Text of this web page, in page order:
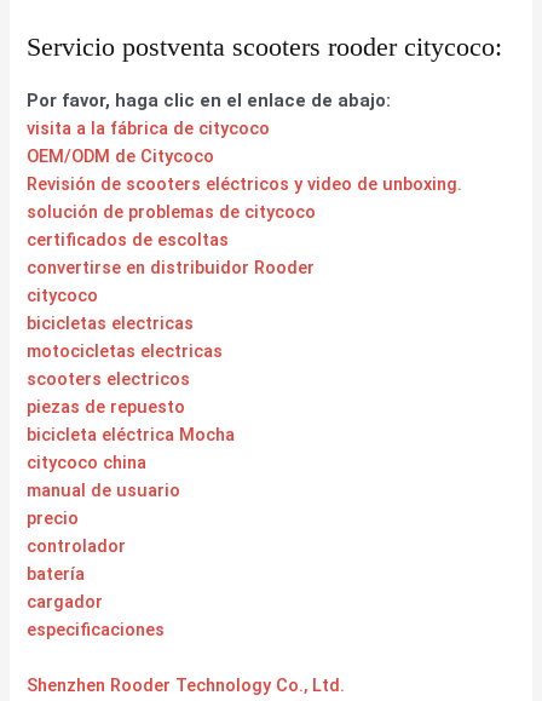
Servicio postventa scooters rooder citycoco:
Por favor, haga clic en el enlace de abajo:
visita a la fábrica de citycoco
OEM/ODM de Citycoco
Revisión de scooters eléctricos y video de unboxing.
solución de problemas de citycoco
certificados de escoltas
convertirse en distribuidor Rooder
citycoco
bicicletas electricas
motocicletas electricas
scooters electricos
piezas de repuesto
bicicleta eléctrica Mocha
citycoco china
manual de usuario
precio
controlador
batería
cargador
especificaciones
Shenzhen Rooder Technology Co., Ltd.